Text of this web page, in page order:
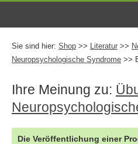
Sie sind hier: Shop >> Literatur >>
Neuropsychologische Syndrome >>
Ihre Meinung zu:
Die Veröffentlichung einer